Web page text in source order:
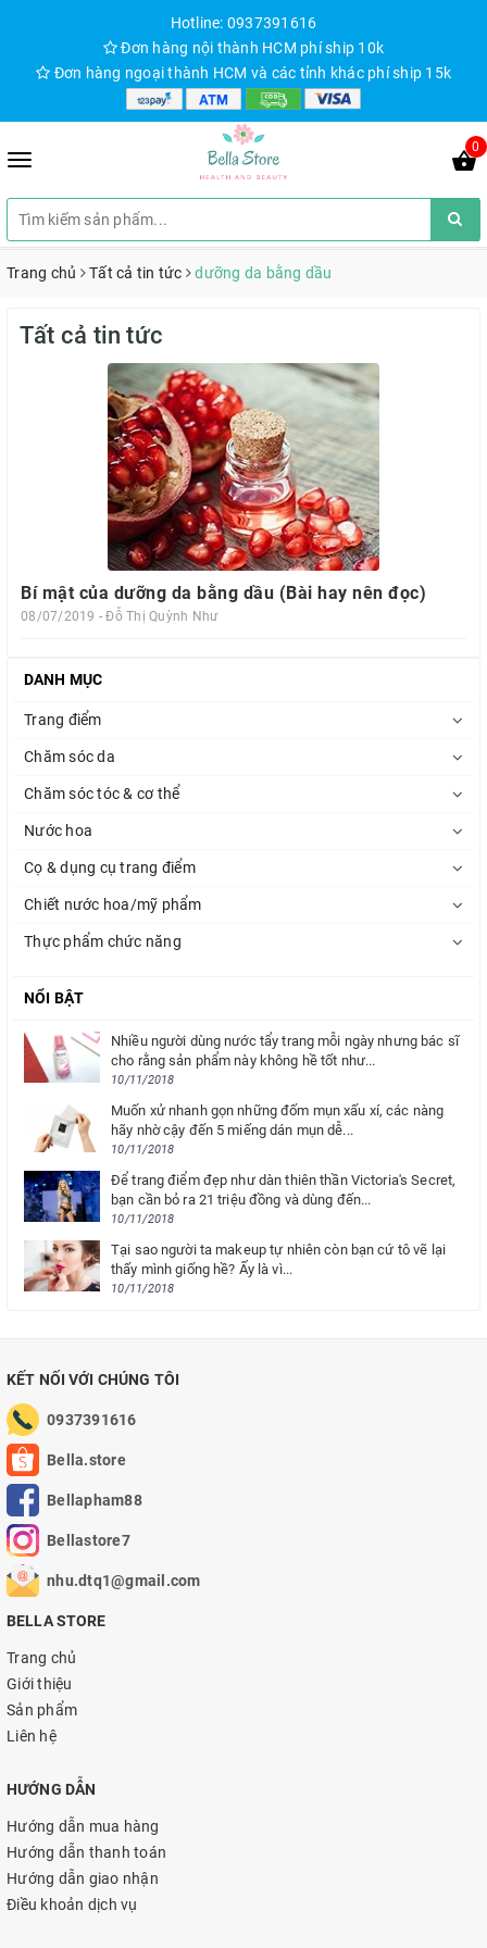
Hotline: 0937391616
Đơn hàng nội thành HCM phí ship 10k
Đơn hàng ngoại thành HCM và các tỉnh khác phí ship 15k
0
Trang chủ Tất cả tin tức dưỡng da bằng dầu
Tất cả tin tức
Bí mật của dưỡng da bằng dầu (Bài hay nên đọc)
08/07/2019 - Đỗ Thị Quỳnh Như
DANH MỤC
Trang điểm
Chăm sóc da
Chăm sóc tóc & cơ thể
Nước hoa
Cọ & dụng cụ trang điểm
Chiết nước hoa/mỹ phẩm
Thực phẩm chức năng
NỔI BẬT
Nhiều người dùng nước tẩy trang mỗi ngày nhưng bác sĩ
cho rằng sản phẩm này không hề tốt như...
10/11/2018
Muốn xử nhanh gọn những đốm mụn xấu xí, các nàng
hãy nhờ cậy đến 5 miếng dán mụn dễ...
10/11/2018
Để trang điểm đẹp như dàn thiên thần Victoria's Secret,
bạn cần bỏ ra 21 triệu đồng và dùng đến...
10/11/2018
Tại sao người ta makeup tự nhiên còn bạn cứ tô vẽ lại
thấy mình giống hề? Ấy là vì...
10/11/2018
KẾT NỐI VỚI CHÚNG TÔI
0937391616
Bella.store
Bellapham88
Bellastore7
nhu.dtq1@gmail.com
BELLA STORE
Trang chủ
Giới thiệu
Sản phẩm
Liên hệ
HƯỚNG DẪN
Hướng dẫn mua hàng
Hướng dẫn thanh toán
Hướng dẫn giao nhận
Điều khoản dịch vụ